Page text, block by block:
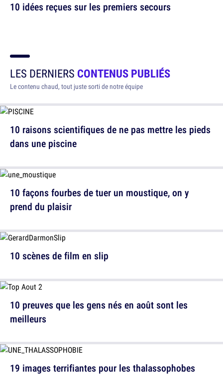
10 idées reçues sur les premiers secours
LES DERNIERS CONTENUS PUBLIÉS
Le contenu chaud, tout juste sorti de notre équipe
10 raisons scientifiques de ne pas mettre les pieds
dans une piscine
10 scènes de film en slip
19 images terrifiantes pour les thalassophobes
10 façons fourbes de tuer un moustique, on y
prend du plaisir
10 preuves que les gens nés en août sont les
meilleurs